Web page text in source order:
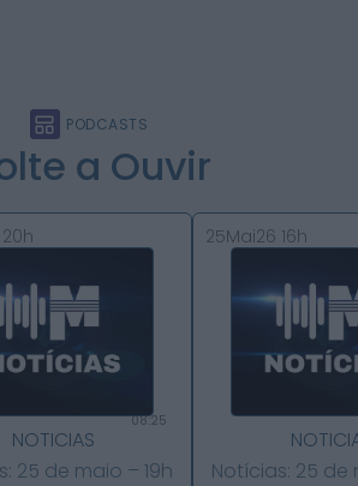
PODCASTS
a Ouvir
08:25
NOTICIAS
25 de maio – 19h
25Mai26 16h
Notícias: 25 de